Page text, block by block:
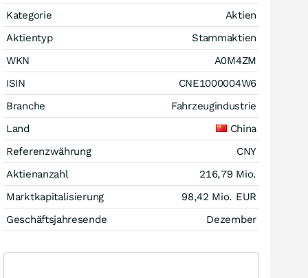
Kategorie
Aktien
Aktientyp
Stammaktien
WKN
A0M4ZM
ISIN
CNE1000004W6
Branche
Fahrzeugindustrie
Land
China
Referenzwährung
CNY
Aktienanzahl
216,79 Mio.
Marktkapitalisierung
98,42 Mio. EUR
Geschäftsjahresende
Dezember